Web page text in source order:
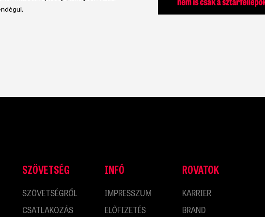
SZÖVETSÉG
SZÖVETSÉGRŐL
CSATLAKOZÁS
INFÓ
IMPRESSZUM
ELŐFIZETÉS
ROVATOK
KARRIER
BRAND